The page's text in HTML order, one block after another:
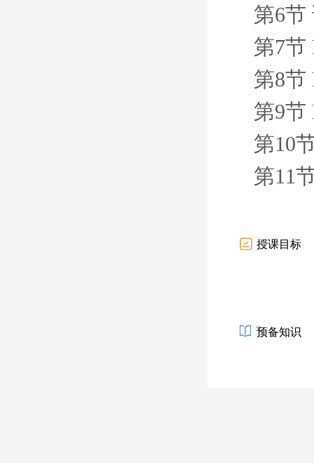
第6节
第7节
第8节
第9节
第10
第11
授课目标
预备知识